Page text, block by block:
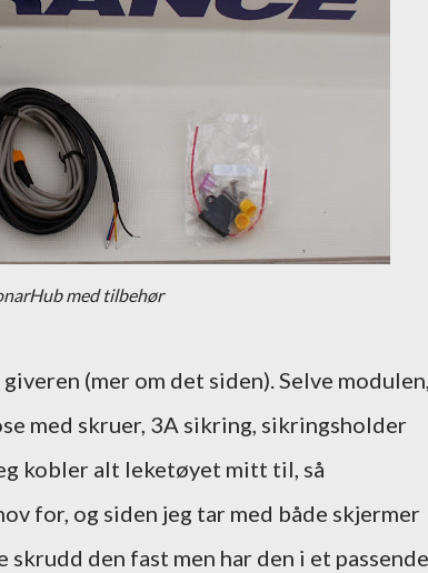
med tilbehør
(mer om det siden). Selve modulen,
med skruer, 3A sikring, sikringsholder
kobler alt leketøyet mitt til, så
for, og siden jeg tar med både skjermer
den fast men har den i et passende